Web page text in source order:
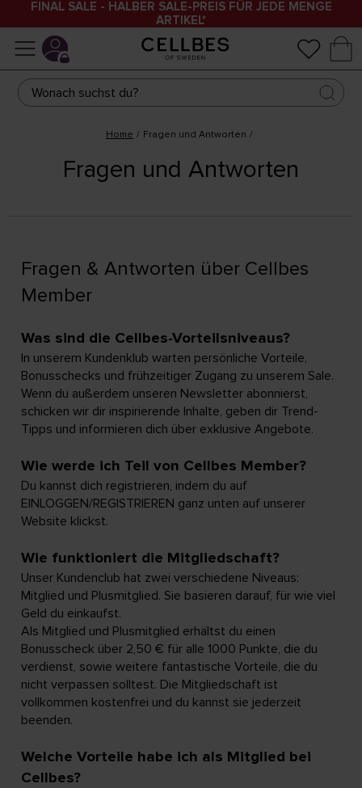
FINAL SALE - HALBER SALE-PREIS FÜR JEDE MENGE
ARTIKEL*
Home Fragen und Antworten
Fragen und Antworten
Fragen & Antworten über Cellbes
Member
Was sind die Cellbes-Vorteilsniveaus?
In unserem Kundenklub warten persönliche Vorteile,
Bonusschecks und frühzeitiger Zugang zu unserem Sale.
Wenn du außerdem unseren Newsletter abonnierst,
schicken wir dir inspirierende Inhalte, geben dir Trend-
Tipps und informieren dich über exklusive Angebote.
Wie werde ich Teil von Cellbes Member?
Du kannst dich registrieren, indem du auf
EINLOGGEN/REGISTRIEREN ganz unten auf unserer
Website klickst.
Wie funktioniert die Mitgliedschaft?
Unser Kundenclub hat zwei verschiedene Niveaus:
Mitglied und Plusmitglied. Sie basieren darauf, für wie viel
Geld du einkaufst.
Als Mitglied und Plusmitglied erhältst du einen
Bonusscheck über 2,50 € für alle 1000 Punkte, die du
verdienst, sowie weitere fantastische Vorteile, die du
nicht verpassen solltest. Die Mitgliedschaft ist
vollkommen kostenfrei und du kannst sie jederzeit
beenden.
Welche Vorteile habe ich als Mitglied bei
Cellbes?